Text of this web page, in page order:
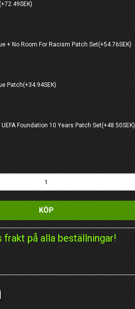
+ No Room For Racism Patch Set(+54.76SEK)
Patch(+34.94SEK)
UEFA Foundation 10 Years Patch Set(+48.50SEK)
KÖP
frakt på alla beställningar!